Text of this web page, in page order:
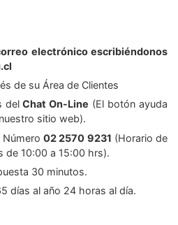
electrónico escribiéndonos
de su Área de Clientes
delChat On-Line (El botón ayuda
sitio web).
Número02 2570 9231 (Horario de
de 10:00 a 15:00 hrs).
30 minutos.
días al año 24 horas al día.